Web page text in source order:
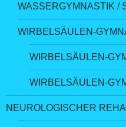
WASSERGYMNASTIK /
WIRBELSÄULEN-
WIRBELSÄULEN-
WIRBELSÄULEN-
NEUROLOGISCHER